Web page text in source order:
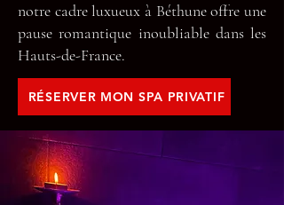
notre cadre luxueux à Béthune offre une
pause romantique inoubliable dans les
Hauts-de-France.
RÉSERVER MON SPA PRIVATIF